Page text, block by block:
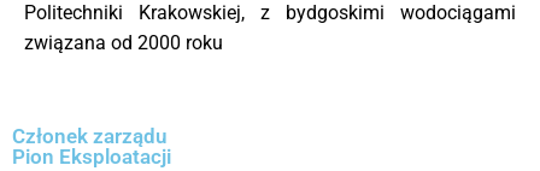
Politechniki Krakowskiej, z bydgoskimi wodociągami
związana od 2000 roku
Członek zarządu
Pion Eksploatacji